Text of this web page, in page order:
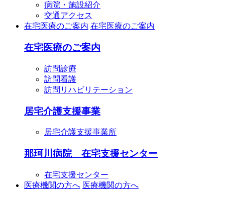
病院・施設紹介
交通アクセス
在宅医療のご案内 在宅医療のご案内
在宅医療のご案内
訪問診療
訪問看護
訪問リハビリテーション
居宅介護支援事業
居宅介護支援事業所
那珂川病院 在宅支援センター
在宅支援センター
医療機関の方へ 医療機関の方へ